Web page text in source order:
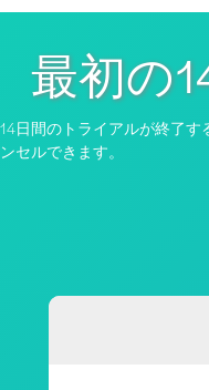
最初の
14日間のトライアルが終了
ンセルできます。